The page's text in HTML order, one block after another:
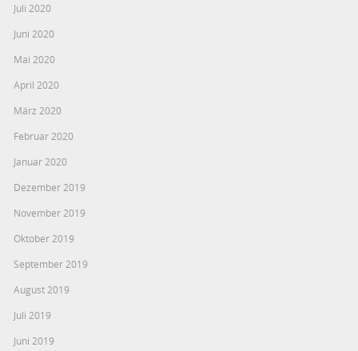
Juli 2020
Juni 2020
Mai 2020
April 2020
März 2020
Februar 2020
Januar 2020
Dezember 2019
November 2019
Oktober 2019
September 2019
August 2019
Juli 2019
Juni 2019